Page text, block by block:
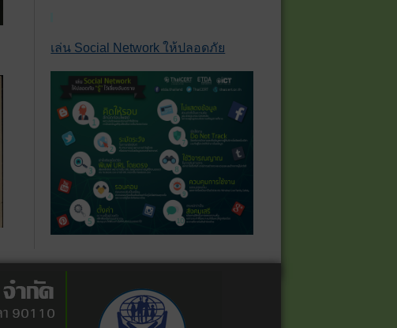
เล่น Social Network ให้ปลอดภัย